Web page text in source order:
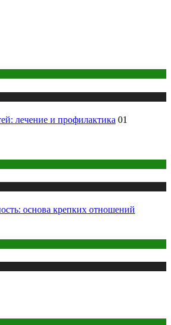
лечение и профилактика 01
основа крепких отношений